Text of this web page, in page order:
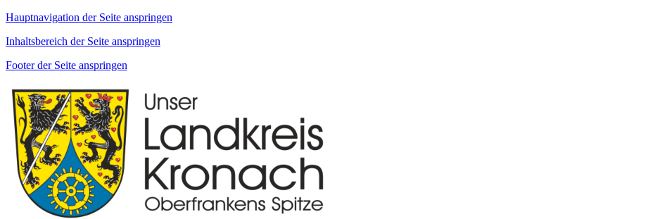
Hauptnavigation der Seite anspringen
Inhaltsbereich der Seite anspringen
Footer der Seite anspringen